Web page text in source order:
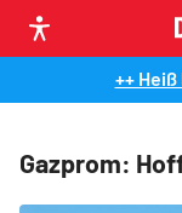
++
Gazprom: